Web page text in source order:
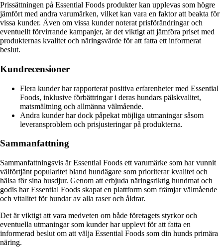
Prissättningen på Essential Foods produkter kan upplevas som högre
jämfört med andra varumärken, vilket kan vara en faktor att beakta för
vissa kunder. Även om vissa kunder noterat prisförändringar och
eventuellt förvirrande kampanjer, är det viktigt att jämföra priset med
produkternas kvalitet och näringsvärde för att fatta ett informerat
beslut.
Kundrecensioner
Flera kunder har rapporterat positiva erfarenheter med Essential
Foods, inklusive förbättringar i deras hundars pälskvalitet,
matsmältning och allmänna välmående.
Andra kunder har dock påpekat möjliga utmaningar såsom
leveransproblem och prisjusteringar på produkterna.
Sammanfattning
Sammanfattningsvis är Essential Foods ett varumärke som har vunnit
välförtjänt popularitet bland hundägare som prioriterar kvalitet och
hälsa för sina husdjur. Genom att erbjuda näringsriktig hundmat och
godis har Essential Foods skapat en plattform som främjar välmående
och vitalitet för hundar av alla raser och åldrar.
Det är viktigt att vara medveten om både företagets styrkor och
eventuella utmaningar som kunder har upplevt för att fatta en
informerad beslut om att välja Essential Foods som din hunds primära
näring.